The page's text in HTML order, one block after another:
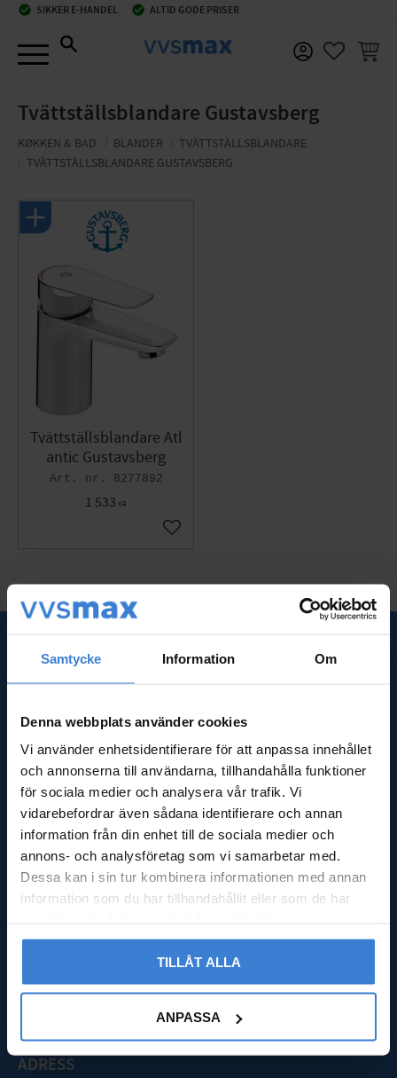
Samtycke Information Om
Denna webbplats använder cookies
Vi använder enhetsidentifierare för att anpassa innehållet
och annonserna till användarna, tillhandahålla funktioner
för sociala medier och analysera vår trafik. Vi
vidarebefordrar även sådana identifierare och annan
information från din enhet till de sociala medier och
annons- och analysföretag som vi samarbetar med.
Dessa kan i sin tur kombinera informationen med annan
information som du har tillhandahållit eller som de har
TILLÅT ALLA
ANPASSA
check_circle SIKKER E-HANDEL check_circle ALTID GODE PRISER
Tvättställsblandare Gustavsberg
KØKKEN & BAD BLANDER
TVÄTTSTÄLLSBLANDARE
TVÄTTSTÄLLSBLANDARE GUSTAVSBERG
Tvättställsblandare Atl
antic Gustavsberg
8277892
1 533 KR
Gem som favorit
SNABBLÄNKAR
Frågor & svar
Kundtjänst
Kassa
Köpvillkor
Integritetspolicy
Reklamation & retur
Nöjd med din beställning?
Logga in
GODMOTTAGNING
Mån - Fre: 08:00 - 16:00
Lördag: Stängt
ADRESS